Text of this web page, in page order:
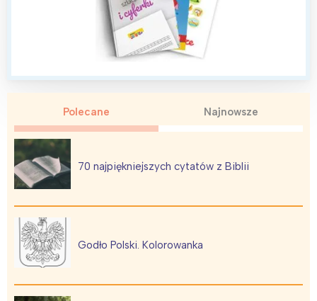
Polecane Najnowsze
70 najpiękniejszych cytatów z Biblii
Godło Polski. Kolorowanka
Wybieram